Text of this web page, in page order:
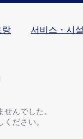
랑​ 서비스・시설​
んでした。
ださい。